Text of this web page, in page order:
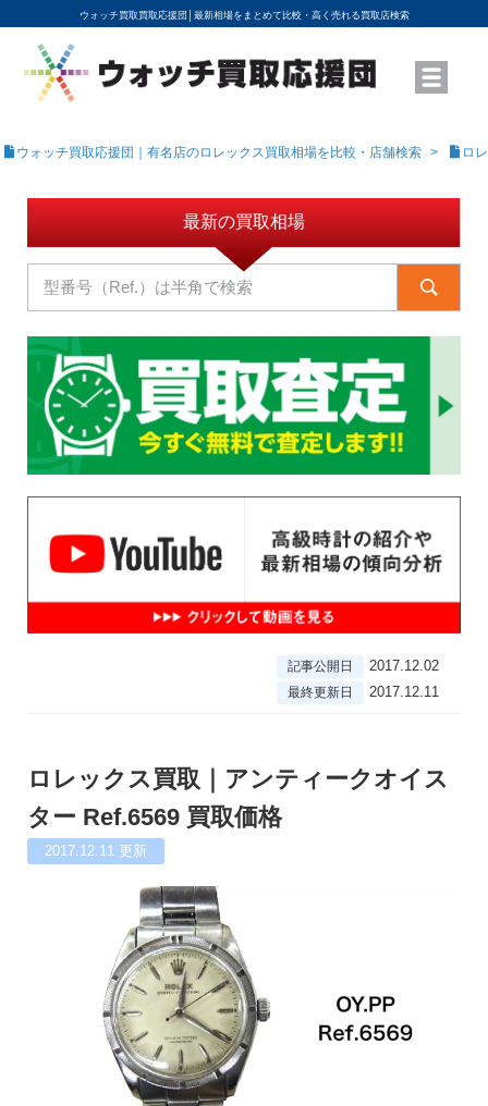
ウォッチ買取買取応援団│ 最新相場をまとめて比較・高く売れる買取店検索
YouTubeで動画を公開中
ROLEXモデル名から買取相場を調べる
高級時計ブランド名から買取相場を調べる
地域から買取店を探す
店舗名から買取店を探す
ブランド時計を高く売る方法
買取査定を依頼する
ウォッチ買取応援団｜有名店のロレックス買取相場を比較・店舗検索 ロ
最新の買取相場
記事公開日 2017.12.02
最終更新日 2017.12.11
ロレックス買取｜アンティークオイス
ター Ref.6569 買取価格
2017.12.11 更新